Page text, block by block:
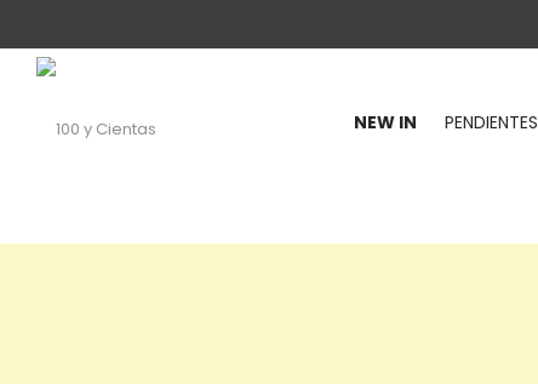
NEW IN PENDIENTES